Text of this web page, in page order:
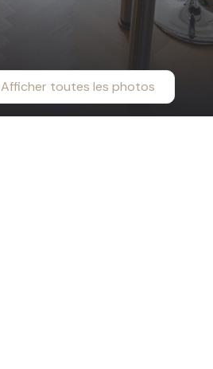
Afficher toutes les photos